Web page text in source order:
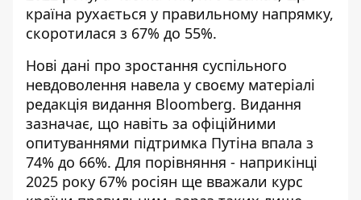
країна рухається у правильному напрямку,
скоротилася з 67% до 55%.
Нові дані про зростання суспільного
невдоволення навела у своєму матеріалі
редакція видання Bloomberg. Видання
зазначає, що навіть за офіційними
опитуваннями підтримка Путіна впала з
74% до 66%. Для порівняння - наприкінці
2025 року 67% росіян ще вважали курс